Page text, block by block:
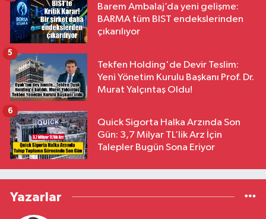
Barem Ambalaj’da yeni gelişme:
BARMA tüm BIST endekslerinden
çıkarılıyor
Tekfen Holding'de Devir Teslim:
Yeni Yönetim Kurulu Başkanı Prof. Dr.
Murat Yalçıntaş Oldu!
5
Quick Sigorta Halka Arzında Son
Gün: 3,7 Milyar TL’lik Arz İçin
Talepler Bugün Sona Eriyor
6
Yazarlar